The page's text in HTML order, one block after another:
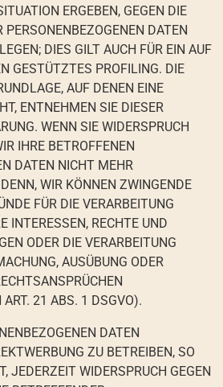
ERGEBEN, GEGEN DIE
PERSONENBEZOGENEN DATEN
DIES GILT AUCH FÜR EIN AUF
GESTÜTZTES PROFILING. DIE
AUF DENEN EINE
ENTNEHMEN SIE DIESER
WENN SIE WIDERSPRUCH
IHRE BETROFFENEN
DATEN NICHT MEHR
WIR KÖNNEN ZWINGENDE
FÜR DIE VERARBEITUNG
INTERESSEN, RECHTE UND
ODER DIE VERARBEITUNG
AUSÜBUNG ODER
ART. 21 ABS. 1 DSGVO).
DATEN
ZU BETREIBEN, SO
JEDERZEIT WIDERSPRUCH GEGEN